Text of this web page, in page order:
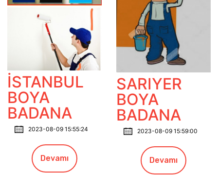
İSTANBUL
BOYA
BADANA
2023-08-09 15:55:24
Devamı
SARIYER
BOYA
BADANA
2023-08-09 15:59:00
Devamı